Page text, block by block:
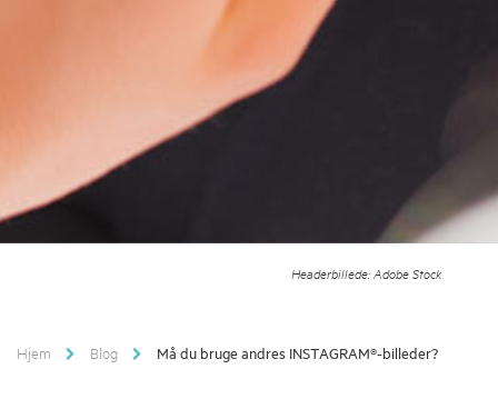
Headerbillede: Adobe Stock
Hjem Blog Må du bruge andres INSTAGRAM®-billeder?